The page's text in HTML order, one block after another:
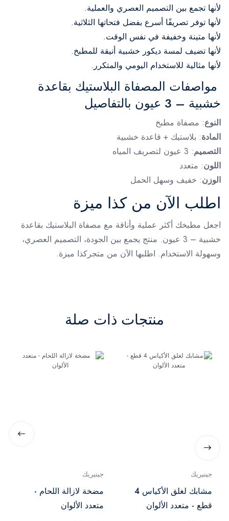
لأنها تجمع بين التصميم العصري والعملية.
لأنها توفر تصريفًا أسرع بفضل فتحاتها الثلاثية.
لأنها متينة وخفيفة في نفس الوقت.
لأنها تضيف لمسة ديكور خشبية أنيقة للمطبخ.
لأنها مثالية للاستخدام اليومي والمتكرر.
مواصفات المصفاة البلاستيك بقاعدة
خشبية – 3 عيون بالتفاصيل
النوع: مصفاة مطبخ
المادة: بلاستيك + قاعدة خشبية
التصميم: 3 عيون لتصريف المياه
اللون: متعدد
الوزن: خفيف وسهل الحمل
اطلب الآن من كذا ميزة
اجعل مطبخك أكثر عملية وأناقة مع مصفاة البلاستيك بقاعدة
خشبية – 3 عيون. منتج يجمع بين الجودة، التصميم العصري،
وسهولة الاستخدام. اطلبها الآن من متجركذا ميزة.
منتجات ذات صلة
جينيريك
مشابك لغلق الأكياس 4
قطع - متعدد الألوان
جينيريك
مضخة لازالة اللحام -
متعدد الألوان